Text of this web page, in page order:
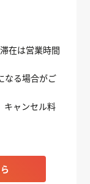
在は営業時間
なる場合がご
キャンセル料